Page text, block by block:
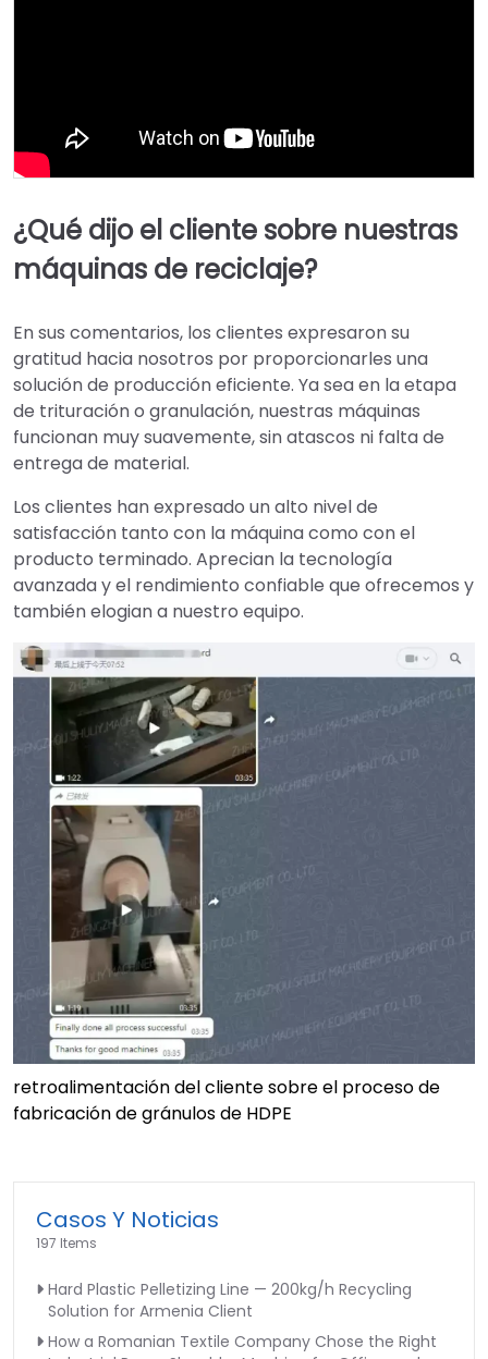
¿Qué dijo el cliente sobre nuestras
máquinas de reciclaje?
En sus comentarios, los clientes expresaron su
gratitud hacia nosotros por proporcionarles una
solución de producción eficiente. Ya sea en la etapa
de trituración o granulación, nuestras máquinas
funcionan muy suavemente, sin atascos ni falta de
entrega de material.
Los clientes han expresado un alto nivel de
satisfacción tanto con la máquina como con el
producto terminado. Aprecian la tecnología
avanzada y el rendimiento confiable que ofrecemos y
también elogian a nuestro equipo.
retroalimentación del cliente sobre el proceso de
fabricación de gránulos de HDPE
Casos Y Noticias
197 Items
Hard Plastic Pelletizing Line — 200kg/h Recycling
Solution for Armenia Client
How a Romanian Textile Company Chose the Right